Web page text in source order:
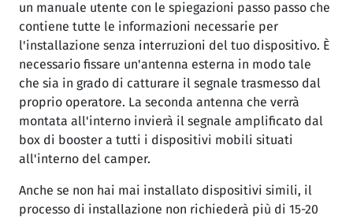
un manuale utente con le spiegazioni passo passo che
contiene tutte le informazioni necessarie per
l'installazione senza interruzioni del tuo dispositivo. È
necessario fissare un'antenna esterna in modo tale
che sia in grado di catturare il segnale trasmesso dal
proprio operatore. La seconda antenna che verrà
montata all'interno invierà il segnale amplificato dal
box di booster a tutti i dispositivi mobili situati
all'interno del camper.
Anche se non hai mai installato dispositivi simili, il
processo di installazione non richiederà più di 15-20